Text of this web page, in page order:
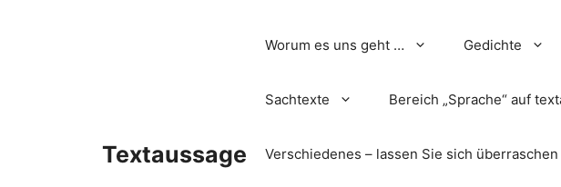
Textaussage
Worum es uns geht … Gedichte
Sachtexte Bereich „Sprache“ auf
Verschiedenes – lassen Sie sich überraschen